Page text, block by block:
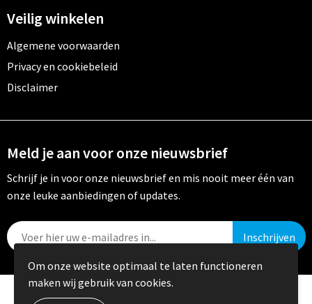
Veilig winkelen
Algemene voorwaarden
Privacy en cookiebeleid
Disclaimer
Meld je aan voor onze nieuwsbrief
Schrijf je in voor onze nieuwsbrief en mis nooit meer één van
onze leuke aanbiedingen of updates.
© Copyright Crystal Promotions 2024
Om onze website optimaal te laten functioneren
maken wij gebruik van cookies.